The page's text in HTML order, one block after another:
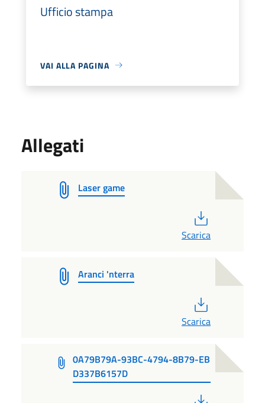
Ufficio stampa
VAI ALLA PAGINA
Allegati
Laser game
Scarica
Aranci 'nterra
Scarica
0A79B79A-93BC-4794-8B79-EB
D337B6157D